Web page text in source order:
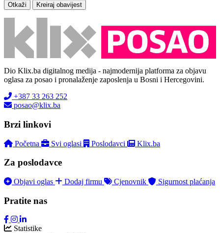
Otkaži Kreiraj obavijest
Dio Klix.ba digitalnog medija - najmodernija platforma za objavu
oglasa za posao i pronalaženje zaposlenja u Bosni i Hercegovini.
+387 33 263 252
posao@klix.ba
Brzi linkovi
Početna Svi oglasi Poslodavci Klix.ba
Za poslodavce
Objavi oglas Dodaj firmu Cjenovnik Sigurnost plaćanja
Pratite nas
Statistike